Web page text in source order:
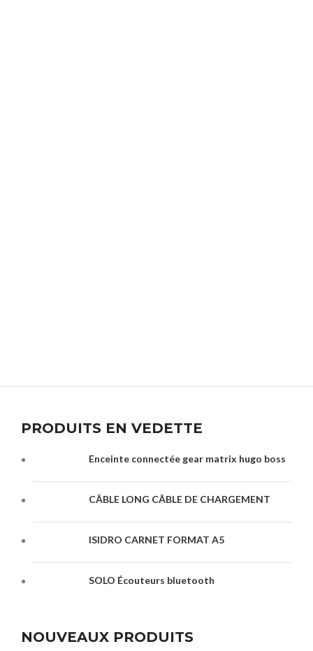
PRODUITS EN VEDETTE
Enceinte connectée gear matrix hugo boss
CÂBLE LONG CÂBLE DE CHARGEMENT
ISIDRO CARNET FORMAT A5
SOLO Écouteurs bluetooth
NOUVEAUX PRODUITS